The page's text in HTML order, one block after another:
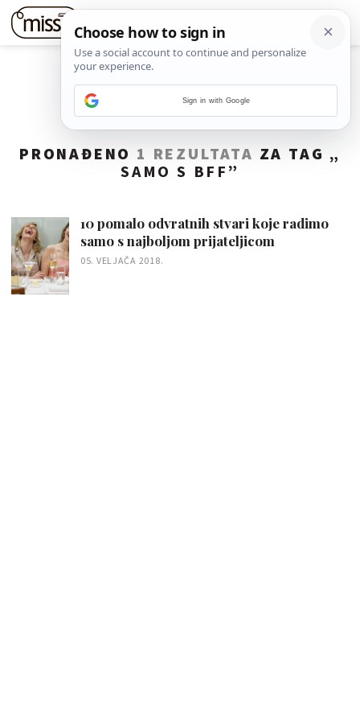
PRONAĐENO 1 REZULTATA ZA TAG „
SAMO S BFF ”
10 pomalo odvratnih stvari koje radimo
samo s najboljom prijateljicom
05. VELJAČA 2018.
Sign in with Google